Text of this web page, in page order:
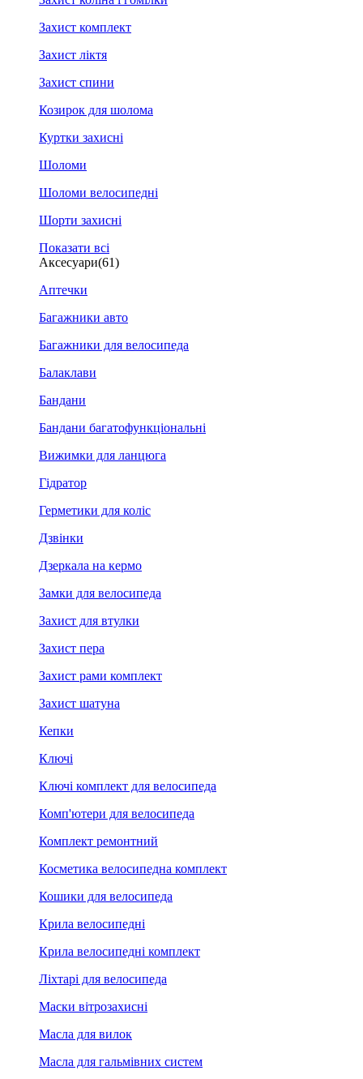
Захист комплект
Захист ліктя
Захист спини
Козирок для шолома
Куртки захисні
Шоломи
Шоломи велосипедні
Шорти захисні
Показати всі
Аксесуари(61)
Аптечки
Багажники авто
Багажники для велосипеда
Балаклави
Бандани
Бандани багатофункціональні
Вижимки для ланцюга
Гідратор
Герметики для коліс
Дзвінки
Дзеркала на кермо
Замки для велосипеда
Захист для втулки
Захист пера
Захист рами комплект
Захист шатуна
Кепки
Ключі
Ключі комплект для велосипеда
Комп'ютери для велосипеда
Комплект ремонтний
Косметика велосипедна комплект
Кошики для велосипеда
Крила велосипедні
Крила велосипедні комплект
Ліхтарі для велосипеда
Маски вітрозахисні
Масла для вилок
Масла для гальмівних систем